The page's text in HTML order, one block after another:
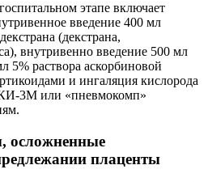
этапе включает
введение 400 мл
(декстрана,
внутривенно введение 500 мл
5% раствора аскорбиновой
и ингаляция кислорода
КИ-3М или «пневмокомп»
осложненные
плаценты